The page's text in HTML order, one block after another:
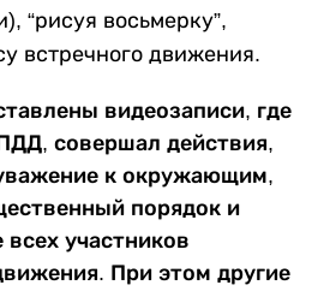
“рисуя восьмерку”,
встречного движения.
видеозаписи, где
совершал действия,
к окружающим,
порядок и
всех участников
При этом другие